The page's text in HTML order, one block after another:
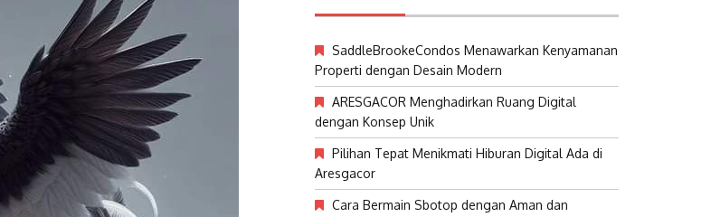
SaddleBrookeCondos Menawarkan Kenyamanan
Properti dengan Desain Modern
ARESGACOR Menghadirkan Ruang Digital
dengan Konsep Unik
Pilihan Tepat Menikmati Hiburan Digital Ada di
Aresgacor
Cara Bermain Sbotop dengan Aman dan